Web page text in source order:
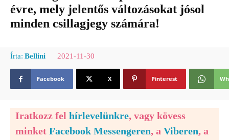
évre, mely jelentős változásokat jósol
minden csillagjegy számára!
Írta: Bellini 2021-11-30
Facebook X Pinterest
Iratkozz fel hírlevelünkre, vagy kövess
minket Facebook Messengeren, a Viberen, a